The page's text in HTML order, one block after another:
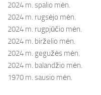
2024 m. spalio mėn.
2024 m. rugsėjo mėn.
2024 m. rugpjūčio mėn.
2024 m. birželio mėn.
2024 m. gegužės mėn.
2024 m. balandžio mėn.
1970 m. sausio mėn.